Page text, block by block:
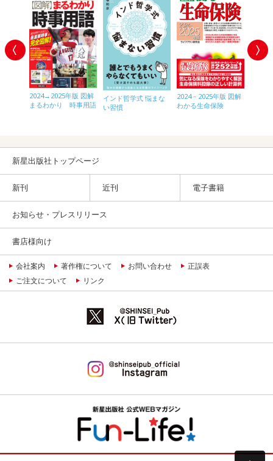
2024→2025年版 図解
まるわかり 時事用語
インド哲学式 悩まな
い習慣
2024－2025年版 図解
わかる生命保険
新星出版社トップページ
新刊 近刊 電子書籍
お知らせ・プレスリリース
書店様向け
会社案内 著作権について お問い合わせ
正誤表
ご注文について
リンク